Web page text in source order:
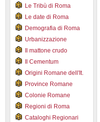
Le Tribù di Roma
Le date di Roma
Demografia di Roma
Urbanizzazione
Il mattone crudo
Il Cementum
Origini Romane dell'It.
Province Romane
Colonie Romane
Regioni di Roma
Cataloghi Regionari